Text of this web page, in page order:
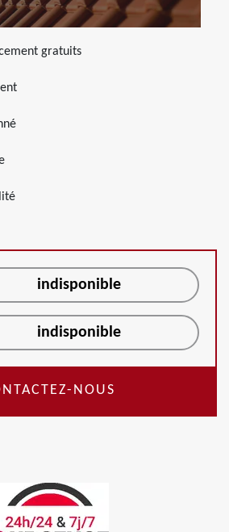
gratuits
indisponible
indisponible
NOUS